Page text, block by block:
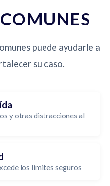
puede ayudarle a
su caso.
y otras distracciones al
los límites seguros